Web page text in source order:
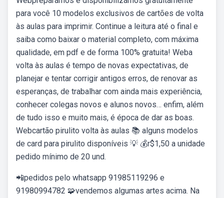
para você 10 modelos exclusivos de cartões de volta
às aulas para imprimir. Continue a leitura até o final e
saiba como baixar o material completo, com máxima
qualidade, em pdf e de forma 100% gratuita! Weba
volta às aulas é tempo de novas expectativas, de
planejar e tentar corrigir antigos erros, de renovar as
esperanças, de trabalhar com ainda mais experiência,
conhecer colegas novos e alunos novos… enfim, além
de tudo isso e muito mais, é época de dar as boas.
Webcartão pirulito volta às aulas 📚 alguns modelos
de card para pirulito disponíveis 💡 💰r$1,50 a unidade
pedido mínimo de 20 und.
📲pedidos pelo whatsapp 91985119296 e
91980994782 🧩vendemos algumas artes acima. Na